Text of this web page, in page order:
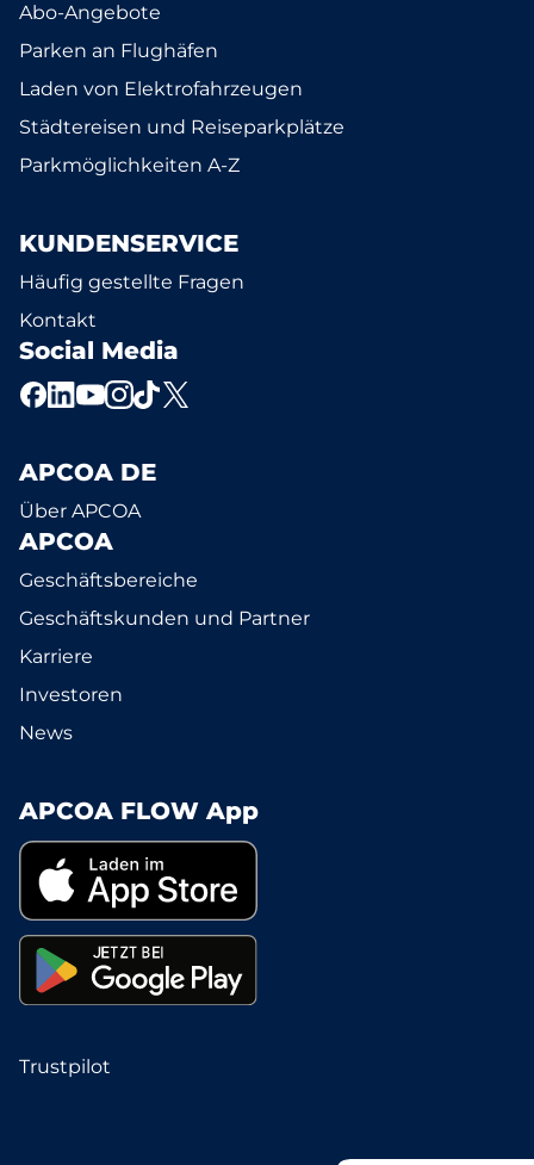
Abo-Angebote
Parken an Flughäfen
Laden von Elektrofahrzeugen
Städtereisen und Reiseparkplätze
Parkmöglichkeiten A-Z
KUNDENSERVICE
Häufig gestellte Fragen
Kontakt
Social Media
APCOA DE
Über APCOA
APCOA
Geschäftsbereiche
Geschäftskunden und Partner
Karriere
Investoren
News
APCOA FLOW App
Trustpilot